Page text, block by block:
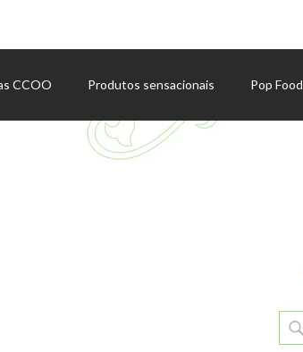
CCOO Produtos sensacionais Pop Food